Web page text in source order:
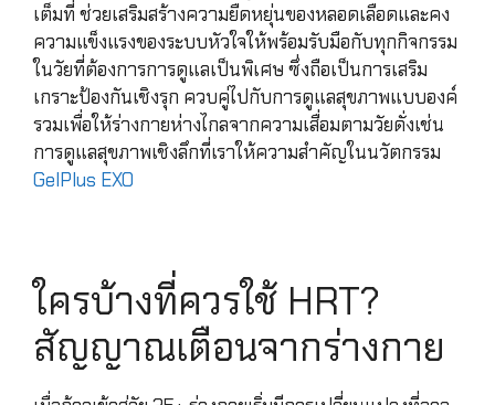
เต็มที่ ช่วยเสริมสร้างความยืดหยุ่นของหลอดเลือดและคง
ความแข็งแรงของระบบหัวใจให้พร้อมรับมือกับทุกกิจกรรม
ในวัยที่ต้องการการดูแลเป็นพิเศษ ซึ่งถือเป็นการเสริม
เกราะป้องกันเชิงรุก ควบคู่ไปกับการดูแลสุขภาพแบบองค์
รวมเพื่อให้ร่างกายห่างไกลจากความเสื่อมตามวัยดั่งเช่น
การดูแลสุขภาพเชิงลึกที่เราให้ความสำคัญในนวัตกรรม
GelPlus EXO
ใครบ้างที่ควรใช้ HRT?
สัญญาณเตือนจากร่างกาย